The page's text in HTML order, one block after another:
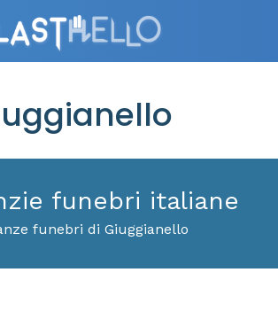
funebri italiane
funebri di Giuggianello